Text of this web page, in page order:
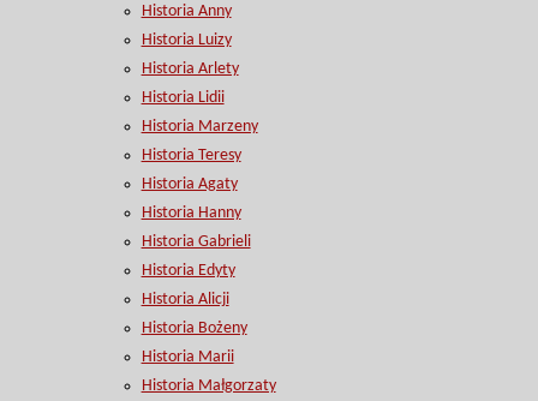
Historia Anny
Historia Luizy
Historia Arlety
Historia Lidii
Historia Marzeny
Historia Teresy
Historia Agaty
Historia Hanny
Historia Gabrieli
Historia Edyty
Historia Alicji
Historia Bożeny
Historia Marii
Historia Małgorzaty